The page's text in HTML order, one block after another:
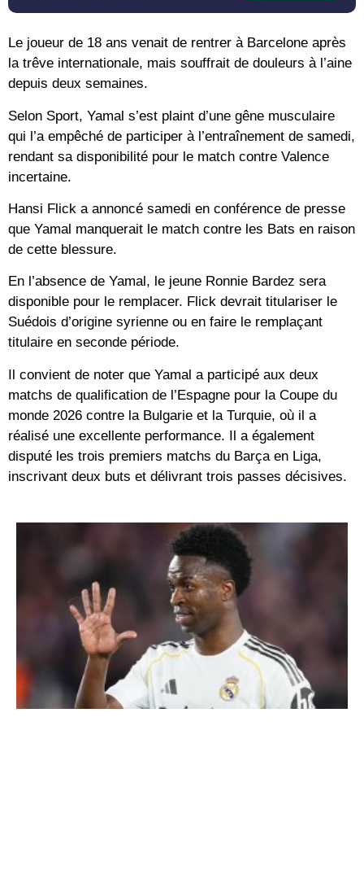
Le joueur de 18 ans venait de rentrer à Barcelone après
la trêve internationale, mais souffrait de douleurs à l’aine
depuis deux semaines.
Selon Sport, Yamal s’est plaint d’une gêne musculaire
qui l’a empêché de participer à l’entraînement de samedi,
rendant sa disponibilité pour le match contre Valence
incertaine.
Hansi Flick a annoncé samedi en conférence de presse
que Yamal manquerait le match contre les Bats en raison
de cette blessure.
En l’absence de Yamal, le jeune Ronnie Bardez sera
disponible pour le remplacer. Flick devrait titulariser le
Suédois d’origine syrienne ou en faire le remplaçant
titulaire en seconde période.
Il convient de noter que Yamal a participé aux deux
matchs de qualification de l’Espagne pour la Coupe du
monde 2026 contre la Bulgarie et la Turquie, où il a
réalisé une excellente performance. Il a également
disputé les trois premiers matchs du Barça en Liga,
inscrivant deux buts et délivrant trois passes décisives.